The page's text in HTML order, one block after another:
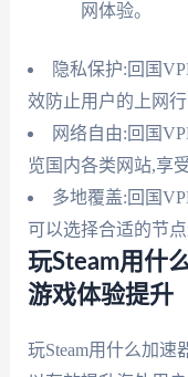
网体验。
隐私保护:回国
效防止用户的上网
网络自由:回国
览国内各类网站,享
多地覆盖:回国
可以选择合适的节
玩Steam用什
游戏体验提升
玩Steam用什么加速